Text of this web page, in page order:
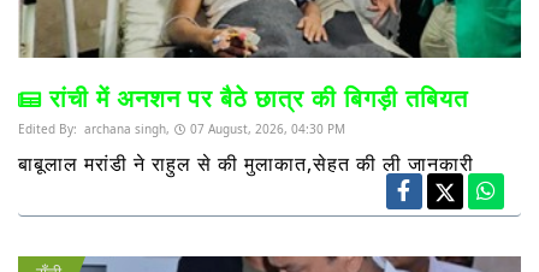
रांची में अनशन पर बैठे छात्र की बिगड़ी तबियत
Edited By: archana singh, 07 August, 2026, 04:30 PM
बाबूलाल मरांडी ने राहुल से की मुलाकात,सेहत की ली जानकारी